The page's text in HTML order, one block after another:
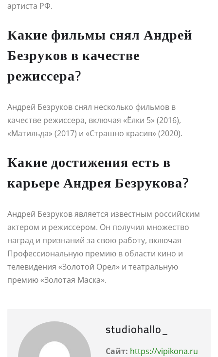
артиста РФ.
Какие фильмы снял Андрей
Безруков в качестве
режиссера?
Андрей Безруков снял несколько фильмов в
качестве режиссера, включая «Ёлки 5» (2016),
«Матильда» (2017) и «Страшно красив» (2020).
Какие достижения есть в
карьере Андрея Безрукова?
Андрей Безруков является известным российским
актером и режиссером. Он получил множество
наград и признаний за свою работу, включая
Профессиональную премию в области кино и
телевидения «Золотой Орел» и театральную
премию «Золотая Маска».
studiohallo_
Сайт: https://vipikona.ru